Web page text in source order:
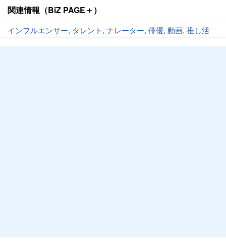
関連情報（BiZ PAGE＋）
インフルエンサー, タレント, ナレーター, 俳優, 動画, 推し活